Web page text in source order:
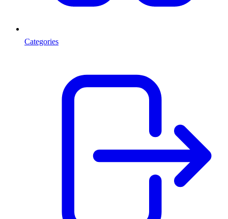
Categories